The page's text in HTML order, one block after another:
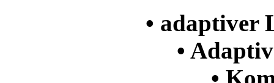
• adaptiver
•